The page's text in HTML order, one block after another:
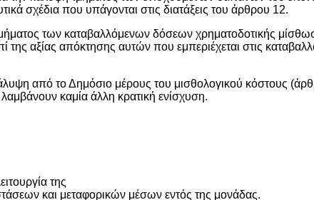
σχέδια που υπάγονται στις διατάξεις του άρθρου 12.
των καταβαλλόμενων δόσεων χρηματοδοτικής
αξίας απόκτησης αυτών που εμπεριέχεται στις
από το Δημόσιο μέρους του μισθολογικού κόστους
καμία άλλη κρατική ενίσχυση.
της
και μεταφορικών μέσων εντός της μονάδας.